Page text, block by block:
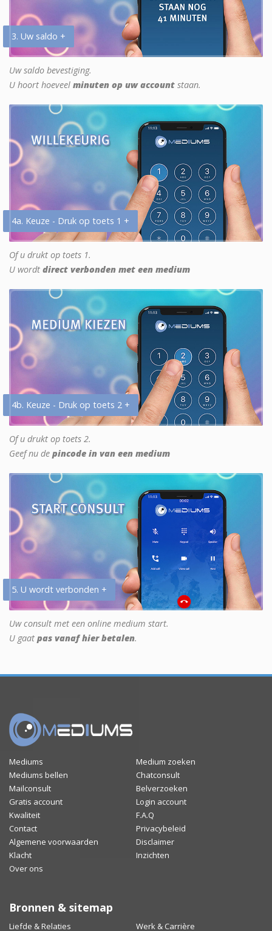
3. Uw saldo +
Uw saldo bevestiging.
U hoort hoeveel minuten op uw account staan.
4a. Keuze - Druk op toets 1 +
Of u drukt op toets 1.
U wordt direct verbonden met een medium
4b. Keuze - Druk op toets 2 +
Of u drukt op toets 2.
Geef nu de pincode in van een medium
5. U wordt verbonden +
Uw consult met een online medium start.
U gaat pas vanaf hier betalen.
Mediums
Medium zoeken
Mediums bellen
Chatconsult
Mailconsult
Belverzoeken
Gratis account
Login account
Kwaliteit
F.A.Q
Contact
Privacybeleid
Algemene voorwaarden
Disclaimer
Klacht
Inzichten
Over ons
Bronnen & sitemap
Liefde & Relaties Werk & Carrière